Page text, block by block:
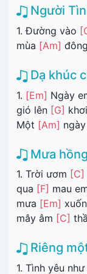
Người
1. Đường vào
mùa [Am]
Dạ khúc
1. [Em] Ngày
gió lên [G] khơi
Một [Am]
Mưa hồng
1. Trời ươm [C]
qua [F] mau
mưa [Em]
mây âm [C]
Riêng
1. Tình yêu như